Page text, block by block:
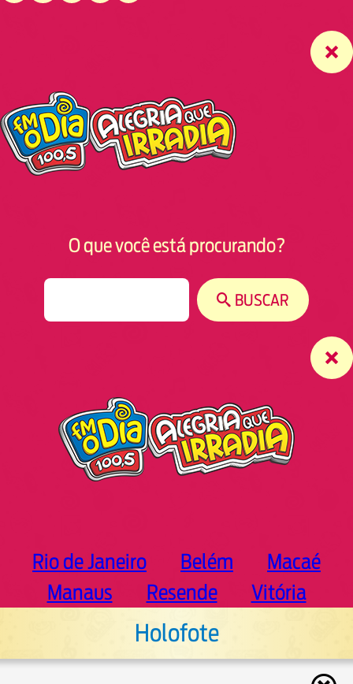
O que você está procurando?
BUSCAR
Rio de Janeiro Belém
Macaé
Manaus
Resende Vitória
Holofote